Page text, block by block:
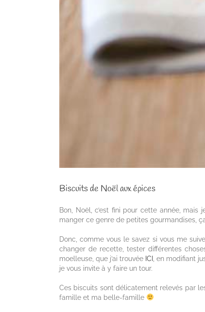
Biscuits de Noël aux épices
Bon, Noël, c’est fini pour cette année,
manger ce genre de petites gourmandises,
Donc, comme vous le savez si vous me
changer de recette, tester différentes
moelleuse, que j’ai trouvée ICI
, en modifiant
je vous invite à y faire un tour.
Ces biscuits sont délicatement relevés par
famille et ma belle-famille